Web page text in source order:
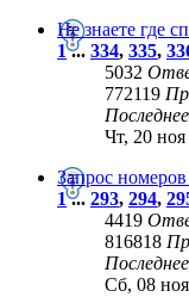
Не знаете где
1... 334, 335,
5032
772119
Чт, 20
Запрос
1... 293, 294,
4419
816818
Сб, 08